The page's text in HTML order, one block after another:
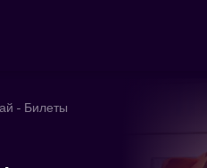
- Билеты